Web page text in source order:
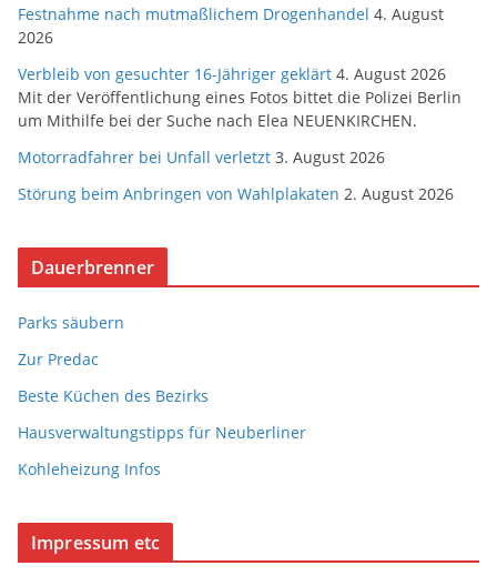
Festnahme nach mutmaßlichem Drogenhandel 4. August
2026
Verbleib von gesuchter 16-Jähriger geklärt 4. August 2026
Mit der Veröffentlichung eines Fotos bittet die Polizei Berlin
um Mithilfe bei der Suche nach Elea NEUENKIRCHEN.
Motorradfahrer bei Unfall verletzt 3. August 2026
Störung beim Anbringen von Wahlplakaten 2. August 2026
Dauerbrenner
Parks säubern
Zur Predac
Beste Küchen des Bezirks
Hausverwaltungstipps für Neuberliner
Kohleheizung Infos
Impressum etc